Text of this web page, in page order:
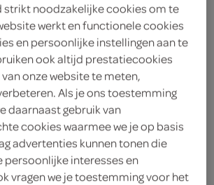
paasflikken
strikt noodzakelijke cookies om te
werkt en functionele cookies
en persoonlijke instellingen aan te
ook altijd prestatiecookies
onze website te meten,
Als je ons toestemming
daarnaast gebruik van
cookies waarmee we je op basis
advertenties kunnen tonen die
persoonlijke interesses en
vragen we je toestemming voor het